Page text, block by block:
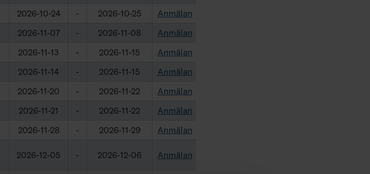
2026-10-24 - 2026-10-25
Anmälan
2026-11-07 - 2026-11-08
Anmälan
2026-11-13 - 2026-11-15
Anmälan
2026-11-14 - 2026-11-15
Anmälan
2026-11-20 - 2026-11-22
Anmälan
2026-11-21 - 2026-11-22
Anmälan
2026-11-28 - 2026-11-29 Anmälan
2026-12-05 - 2026-12-06 Anmälan